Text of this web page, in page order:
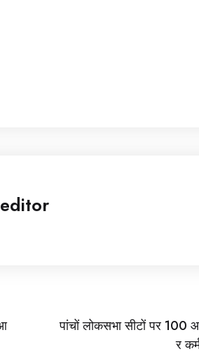
पांचों लोकसभा सीटों पर 100
र